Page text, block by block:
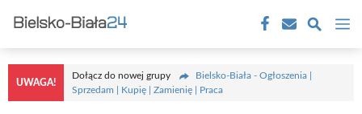
treści
UWAGA!
Dołącz do nowej grupy
Bielsko-Biała - Ogłoszenia |
Sprzedam | Kupię | Zamienię | Praca